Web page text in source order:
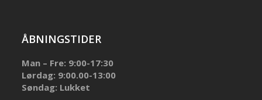
ÅBNINGSTIDER
Man – Fre: 9:00-17:30
Lørdag: 9:00.00-13:00
Søndag: Lukket